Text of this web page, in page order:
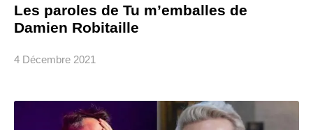
Les paroles de Tu m’emballes de
Damien Robitaille
4 Décembre 2021